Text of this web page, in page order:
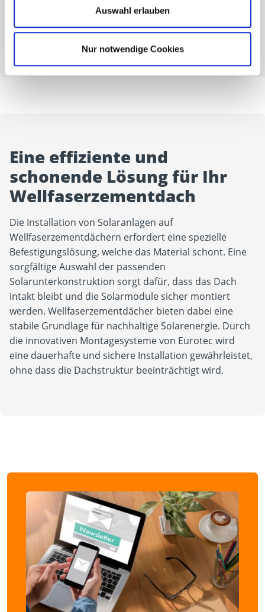
Auswahl erlauben
Nur notwendige Cookies
PDF anschauen
PDF Download
Eine effiziente und
schonende Lösung für Ihr
Wellfaserzementdach
Die Installation von Solaranlagen auf
Wellfaserzementdächern erfordert eine spezielle
Befestigungslösung, welche das Material schont. Eine
sorgfältige Auswahl der passenden
Solarunterkonstruktion sorgt dafür, dass das Dach
intakt bleibt und die Solarmodule sicher montiert
werden. Wellfaserzementdächer bieten dabei eine
stabile Grundlage für nachhaltige Solarenergie. Durch
die innovativen Montagesysteme von Eurotec wird
eine dauerhafte und sichere Installation gewährleistet,
ohne dass die Dachstruktur beeinträchtigt wird.